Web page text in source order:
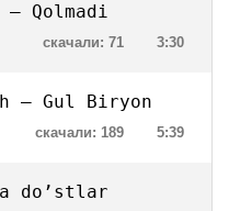
— Qolmadi
3:30
скачали: 71
— Gul Biryon
5:39
скачали: 189
do’stlar